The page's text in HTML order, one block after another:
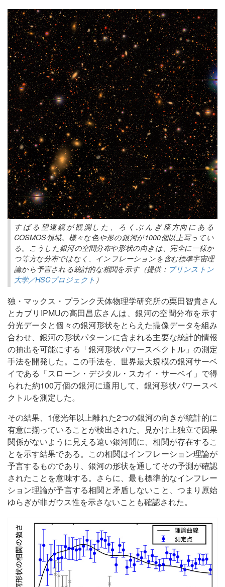
すばる望遠鏡が観測した、ろくぶんぎ座方向にある
COSMOS領域。様々な色や形の銀河が1000個以上写ってい
る。こうした銀河の空間分布や形状の向きは、完全に一様か
つ等方な分布ではなく、インフレーションを含む標準宇宙理
論から予言される統計的な相関を示す（提供： プリンストン
大学／HSCプロジェクト ）
独・マックス・プランク天体物理学研究所の栗田智貴さん
とカブリIPMUの高田昌広さんは、銀河の空間分布を示す
分光データと個々の銀河形状をとらえた撮像データを組み
合わせ、銀河の形状パターンに含まれる主要な統計的情報
の抽出を可能にする「銀河形状パワースペクトル」の測定
手法を開発した。この手法を、世界最大規模の銀河サーベ
イである「スローン・デジタル・スカイ・サーベイ」で得
られた約100万個の銀河に適用して、銀河形状パワースペ
クトルを測定した。
その結果、1億光年以上離れた2つの銀河の向きが統計的に
有意に揃っていることが検出された。見かけ上独立で因果
関係がないように見える遠い銀河間に、相関が存在するこ
とを示す結果である。この相関はインフレーション理論が
予言するものであり、銀河の形状を通してその予測が確認
されたことを意味する。さらに、最も標準的なインフレー
ション理論が予言する相関と矛盾しないこと、つまり原始
ゆらぎが非ガウス性を示さないことも確認された。